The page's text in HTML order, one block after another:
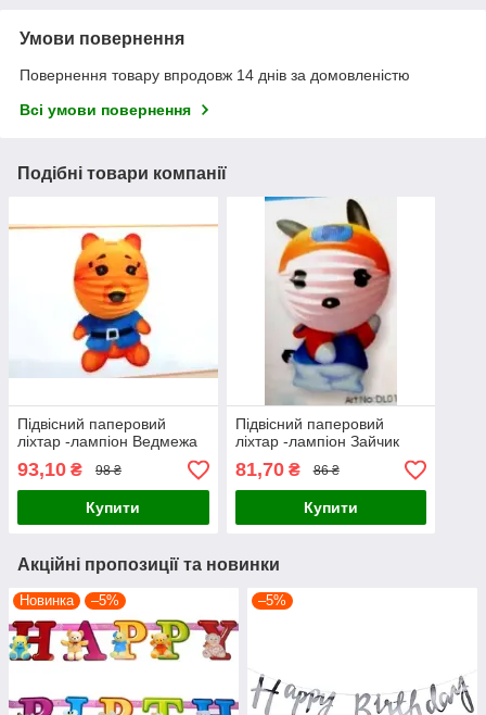
Умови повернення
Повернення товару впродовж 14 днів за домовленістю
Всі умови повернення
Подібні товари компанії
Підвісний паперовий
ліхтар -лампіон Ведмежа
93,10 ₴ 98 ₴
Купити
Підвісний паперовий
ліхтар -лампіон Зайчик
81,70₴ 86 ₴
Купити
Акційні пропозиції та новинки
Новинка –5% –5%